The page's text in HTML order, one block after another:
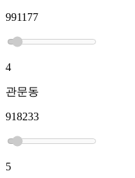
991177
4
관문동
918233
5